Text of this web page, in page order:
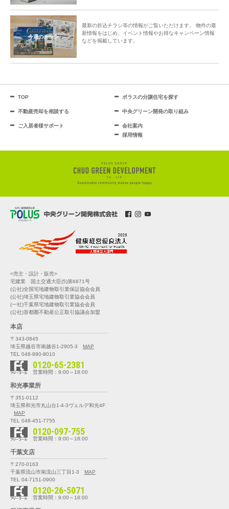
今週のチラシ
最新の折込チラシ等の情報がご覧いただけます。 物件の最
新情報をはじめ、イベント情報やお得なキャンペーン情報
などを掲載しています。
TOP ポラスの分譲住宅を探す
不動産売却を相談する 中央グリーン開発の取り組み
ご入居者様サポート
会社案内
採用情報
<売主・設計・販売>
宅建業 国土交通大臣(5)第6871号
(公社)全国宅地建物取引業保証協会会員
(公社)埼玉県宅地建物取引業協会会員
(一社)千葉県宅地建物取引業協会会員
(公社)首都圏不動産公正取引協議会加盟
本店
〒343-0845
埼玉県越谷市南越谷1-2905-3
MAP
TEL 048-990-8010
0120-65-2381
営業時間：9:00～18:00
和光事業所
〒351-0112
埼玉県和光市丸山台1-4-3ヴェルデ和光4F
MAP
TEL 048-451-7755
0120-097-755
営業時間：9:00～18:00
千葉支店
〒270-0163
千葉県流山市南流山三丁目1-3
MAP
TEL 04-7151-0900
0120-26-5071
営業時間：9:00～18:00